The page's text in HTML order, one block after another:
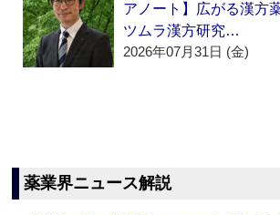
アノート】広がる漢方
ツムラ漢方研究…
2026年07月31日 (金)
薬業界ニュース解説